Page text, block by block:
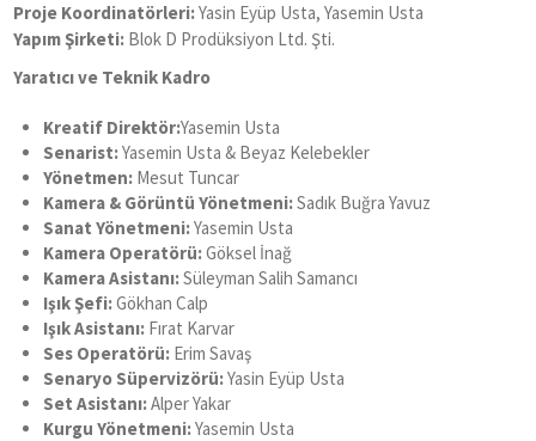
Proje Koordinatörleri:Yasin Eyüp Usta, Yasemin Usta
Yapım Şirketi: Blok D Prodüksiyon Ltd. Şti.
Yaratıcı ve Teknik Kadro
Kreatif Direktör:Yasemin Usta
Senarist:Yasemin Usta & Beyaz Kelebekler
Yönetmen: Mesut Tuncar
Kamera & Görüntü Yönetmeni:Sadık Buğra Yavuz
Sanat Yönetmeni:Yasemin Usta
Kamera Operatörü:Göksel İnağ
Kamera Asistanı:Süleyman Salih Samancı
Işık Şefi:Gökhan Calp
Işık Asistanı: Fırat Karvar
Ses Operatörü: Erim Savaş
Senaryo Süpervizörü:Yasin Eyüp Usta
Set Asistanı:Alper Yakar
Kurgu Yönetmeni:Yasemin Usta